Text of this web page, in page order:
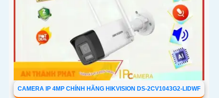
CAMERA IP 4MP CHÍNH HÃNG HIKVISION DS-2CV1043G2-LIDWF